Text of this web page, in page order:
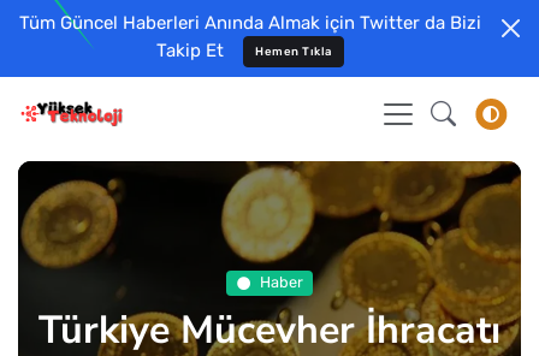
Tüm Güncel Haberleri Anında Almak için Twitter da Bizi
Takip Et
Hemen Tıkla
Haber
Türkiye Mücevher İhracatı